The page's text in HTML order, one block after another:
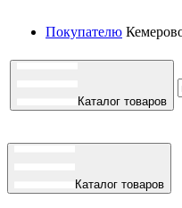
Покупателю
Каталог товаров
Каталог товаров